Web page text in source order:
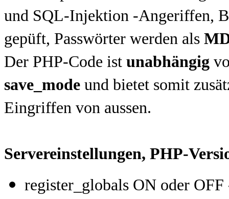
und SQL-Injektion -Angeriffen,
gepüft, Passwörter werden als
Der PHP-Code ist unabhängig
save_mode und bietet somit
Eingriffen von aussen.
Servereinstellungen, PHP-
register_globals ON oder